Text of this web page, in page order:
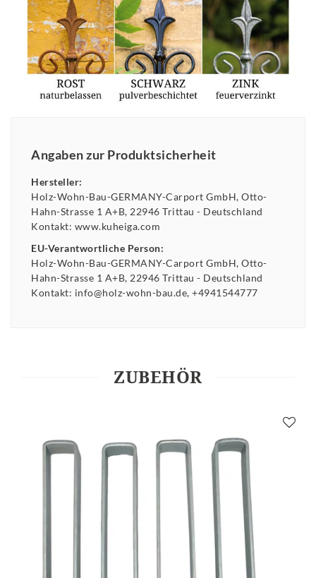
Angaben zur Produktsicherheit
Hersteller:
Holz-Wohn-Bau-GERMANY-Carport GmbH Otto-
Hahn-Strasse 1 A+B 22946 Trittau
Deutschland
Kontakt: www.kuheiga.com
EU-Verantwortliche Person:
Holz-Wohn-Bau-GERMANY-Carport GmbH Otto-
Hahn-Strasse 1 A+B 22946 Trittau
Deutschland
Kontakt: info@holz-wohn-bau.de +4941544777
ZUBEHÖR